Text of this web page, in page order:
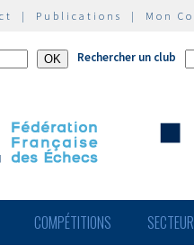
| Publications | Mon
Rechercher un club
COMPÉTITIONS